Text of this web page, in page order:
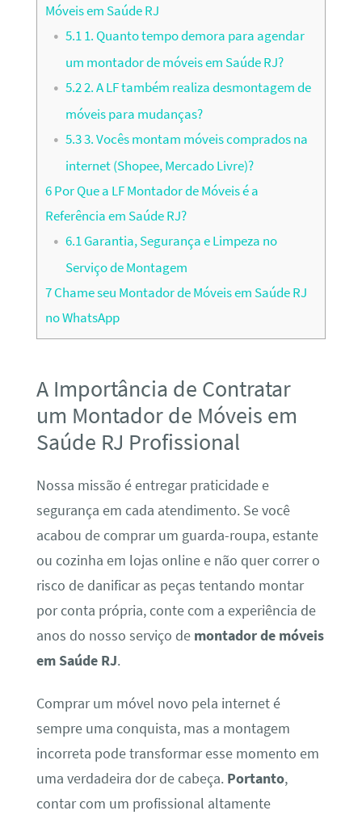
Móveis em Saúde RJ
5.11. Quanto tempo demora para agendar
um montador de móveis em Saúde RJ?
5.22. A LF também realiza desmontagem de
móveis para mudanças?
5.33. Vocês montam móveis comprados na
internet (Shopee, Mercado Livre)?
6Por Que a LF Montador de Móveis é a
Referência em Saúde RJ?
6.1Garantia, Segurança e Limpeza no
Serviço de Montagem
7Chame seu Montador de Móveis em Saúde RJ
no WhatsApp
A Importância de Contratar
um Montador de Móveis em
Saúde RJ Profissional
Nossa missão é entregar praticidade e
segurança em cada atendimento. Se você
acabou de comprar um guarda-roupa, estante
ou cozinha em lojas online e não quer correr o
risco de danificar as peças tentando montar
por conta própria, conte com a experiência de
anos do nosso serviço de montador de móveis
em Saúde RJ.
Comprar um móvel novo pela internet é
sempre uma conquista, mas a montagem
incorreta pode transformar esse momento em
uma verdadeira dor de cabeça. Portanto,
contar com um profissional altamente